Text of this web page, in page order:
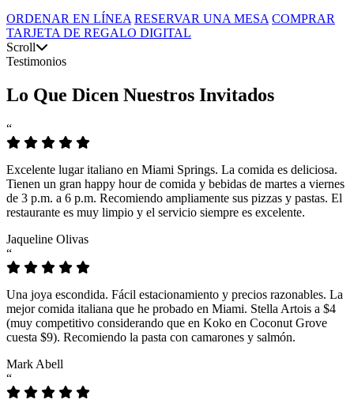
ORDENAR EN LÍNEA RESERVAR UNA MESA COMPRAR
TARJETA DE REGALO DIGITAL
Scroll
Testimonios
Lo Que Dicen Nuestros Invitados
“
Excelente lugar italiano en Miami Springs. La comida es deliciosa.
Tienen un gran happy hour de comida y bebidas de martes a viernes
de 3 p.m. a 6 p.m. Recomiendo ampliamente sus pizzas y pastas. El
restaurante es muy limpio y el servicio siempre es excelente.
Jaqueline Olivas
“
Una joya escondida. Fácil estacionamiento y precios razonables. La
mejor comida italiana que he probado en Miami. Stella Artois a $4
(muy competitivo considerando que en Koko en Coconut Grove
cuesta $9). Recomiendo la pasta con camarones y salmón.
Mark Abell
“